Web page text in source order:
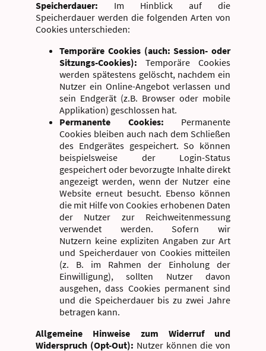
Speicherdauer: Im Hinblick auf die
Speicherdauer werden die folgenden Arten von
Cookies unterschieden:
Temporäre Cookies (auch: Session- oder
Sitzungs-Cookies): Temporäre Cookies
werden spätestens gelöscht, nachdem ein
Nutzer ein Online-Angebot verlassen und
sein Endgerät (z.B. Browser oder mobile
Applikation) geschlossen hat.
Permanente Cookies: Permanente
Cookies bleiben auch nach dem Schließen
des Endgerätes gespeichert. So können
beispielsweise der Login-Status
gespeichert oder bevorzugte Inhalte direkt
angezeigt werden, wenn der Nutzer eine
Website erneut besucht. Ebenso können
die mit Hilfe von Cookies erhobenen Daten
der Nutzer zur Reichweitenmessung
verwendet werden. Sofern wir
Nutzern keine expliziten Angaben zur Art
und Speicherdauer von Cookies mitteilen
(z. B. im Rahmen der Einholung der
Einwilligung), sollten Nutzer davon
ausgehen, dass Cookies permanent sind
und die Speicherdauer bis zu zwei Jahre
betragen kann.
Allgemeine Hinweise zum Widerruf und
Widerspruch (Opt-Out): Nutzer können die von